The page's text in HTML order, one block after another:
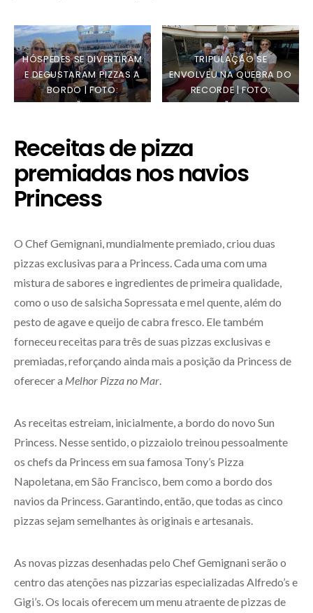
HÓSPEDES SE DIVERTIRAM
E DEGUSTARAM PIZZAS A
BORDO | FOTO:
DIVULGAÇÃO PRINCESS
TRIPULAÇÃO SE
ENVOLVEU NA QUEBRA DO
RECORDE | FOTO:
DIVULGAÇÃO PRINCESS
Receitas de pizza
premiadas nos navios
Princess
O Chef Gemignani, mundialmente premiado, criou duas
pizzas exclusivas para a Princess. Cada uma com uma
mistura de sabores e ingredientes de primeira qualidade,
como o uso de salsicha Sopressata e mel quente, além do
pesto de agave e queijo de cabra fresco. Ele também
forneceu receitas para três de suas pizzas exclusivas e
premiadas, reforçando ainda mais a posição da Princess de
oferecer a Melhor Pizza no Mar
As receitas estreiam, inicialmente, a bordo do novo Sun
Princess. Nesse sentido, o pizzaiolo treinou pessoalmente
os chefs da Princess em sua famosa Tony’s Pizza
Napoletana, em São Francisco, bem como a bordo dos
navios da Princess. Garantindo, então, que todas as cinco
pizzas sejam semelhantes às originais e artesanais.
As novas pizzas desenhadas pelo Chef Gemignani serão o
centro das atenções nas pizzarias especializadas Alfredo’s e
Gigi’s. Os locais oferecem um menu atraente de pizzas de